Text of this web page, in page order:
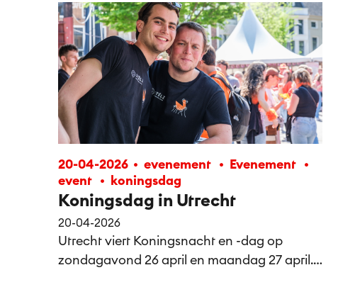
20-04-2026 evenement
Evenement
event
koningsdag
Koningsdag in Utrecht
20-04-2026
Utrecht viert Koningsnacht en -dag op
zondagavond 26 april en maandag 27 april.